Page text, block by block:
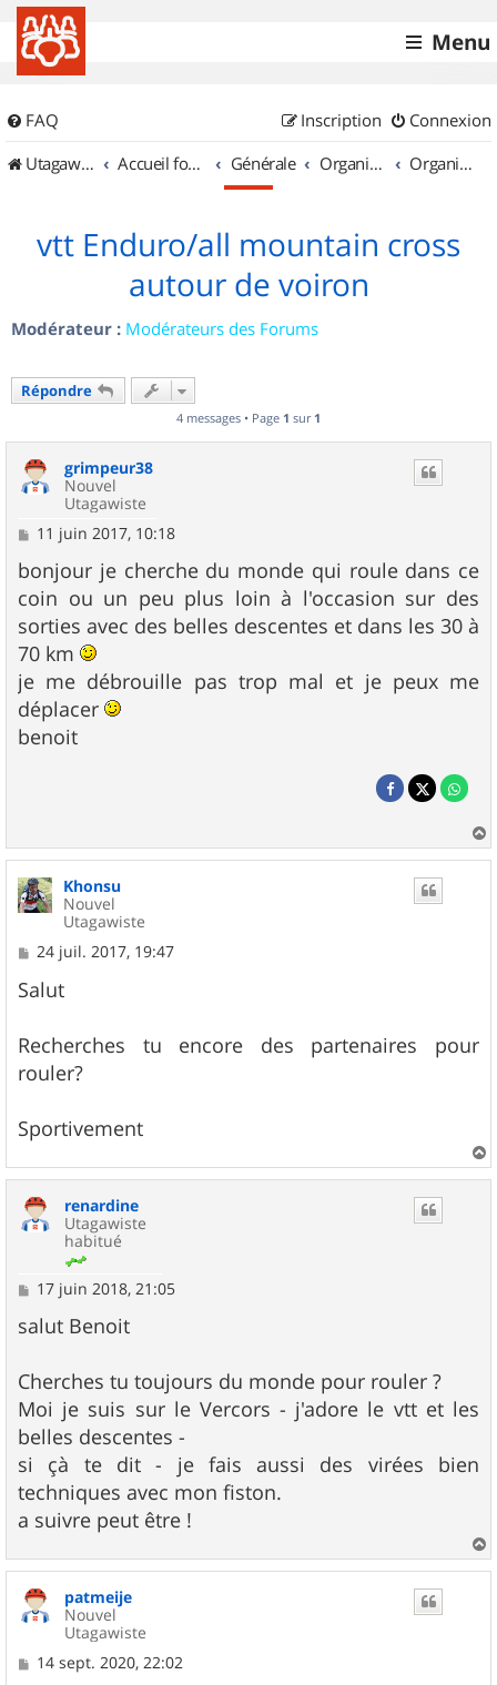
Menu
FAQ Connexion
Inscription
UtagawaVTT (Randos VTT et VTTAE avec traces GPS)
Accueil forum Générale Organisation de sorties & Recherche de partenaires Organisation de sorties en région Rhône Alpes
vtt Enduro/all mountain cross
autour de voiron
Modérateur : Modérateurs des Forums
Répondre
4 messages • Page 1 sur 1
grimpeur38
Nouvel
Utagawiste
M
s
s
a
g
e
11 juin 2017, 10:18
bonjour je cherche du monde qui roule dans ce
coin ou un peu plus loin à l'occasion sur des
sorties avec des belles descentes et dans les 30 à
70 km
je me débrouille pas trop mal et je peux me
déplacer
benoit
a
Khonsu
Nouvel
Utagawiste
M
s
s
g
e
24 juil. 2017, 19:47
Salut
Recherches tu encore des partenaires pour
rouler?
Sportivement
a
renardine
Utagawiste
habitué
M
s
s
g
e
17 juin 2018, 21:05
salut Benoit
Cherches tu toujours du monde pour rouler ?
Moi je suis sur le Vercors - j'adore le vtt et les
belles descentes -
si çà te dit - je fais aussi des virées bien
techniques avec mon fiston.
a suivre peut être !
a
patmeije
Nouvel
Utagawiste
M14 sept. 2020, 22:02